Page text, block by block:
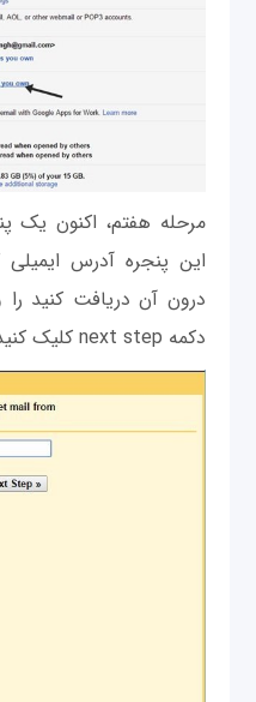
مرحله هفتم، اکنون یک
این پنجره آدرس ایمیلی
درون آن دریافت کنید
دکمه next step کلیک کنید.